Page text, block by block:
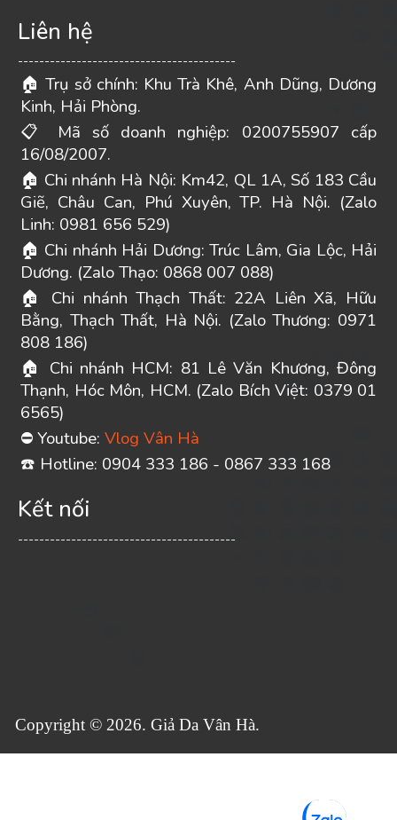
Liên hệ
-----------------------------------------
🏠 Trụ sở chính: Khu Trà Khê, Anh Dũng, Dương
Kinh, Hải Phòng.
📋
Mã số doanh nghiệp: 0200755907 cấp
16/08/2007.
🏠 Chi nhánh Hà Nội: Km42, QL 1A, Số 183 Cầu
Giẽ, Châu Can, Phú Xuyên, TP. Hà Nội. (Zalo
Linh: 0981 656 529)
🏠 Chi nhánh Hải Dương: Trúc Lâm, Gia Lộc, Hải
Dương. (Zalo Thạo: 0868 007 088)
🏠 Chi nhánh Thạch Thất: 22A Liên Xã, Hữu
Bằng, Thạch Thất, Hà Nội. (Zalo Thương: 0971
808 186)
🏠
Chi nhánh HCM: 81 Lê Văn Khương, Đông
Thạnh, Hóc Môn, HCM. (Zalo Bích Việt: 0379 01
6565)
⛔ Youtube: Vlog Vân Hà
☎ ️ Hotline: 0904 333 186 - 0867 333 168
Kết nối
-----------------------------------------
Copyright © 2026. Giả Da Vân Hà.